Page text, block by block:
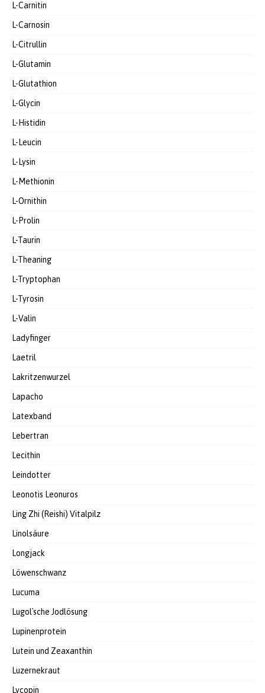
L-Carnitin
L-Carnosin
L-Citrullin
L-Glutamin
L-Glutathion
L-Glycin
L-Histidin
L-Leucin
L-Lysin
L-Methionin
L-Ornithin
L-Prolin
L-Taurin
L-Theaning
L-Tryptophan
L-Tyrosin
L-Valin
Ladyfinger
Laetril
Lakritzenwurzel
Lapacho
Latexband
Lebertran
Lecithin
Leindotter
Leonotis Leonuros
Ling Zhi (Reishi) Vitalpilz
Linolsäure
Longjack
Löwenschwanz
Lucuma
Lugol`sche Jodlösung
Lupinenprotein
Lutein und Zeaxanthin
Luzernekraut
Lycopin